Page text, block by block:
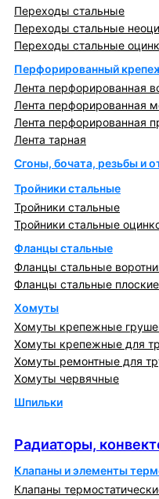
Переходы стальные
Переходы стальные
Переходы стальные
Перфорированный
Лента перфорированная
Лента перфорированная
Лента перфорированная
Лента тарная
Сгоны, бочата, резьбы и
Тройники стальные
Тройники стальные
Тройники стальные
Фланцы стальные
Фланцы стальные
Фланцы стальные плоские
Хомуты
Хомуты крепежные
Хомуты крепежные для
Хомуты ремонтные для
Хомуты червячные
Шпильки
Радиаторы,
Клапаны и элементы
Клапаны